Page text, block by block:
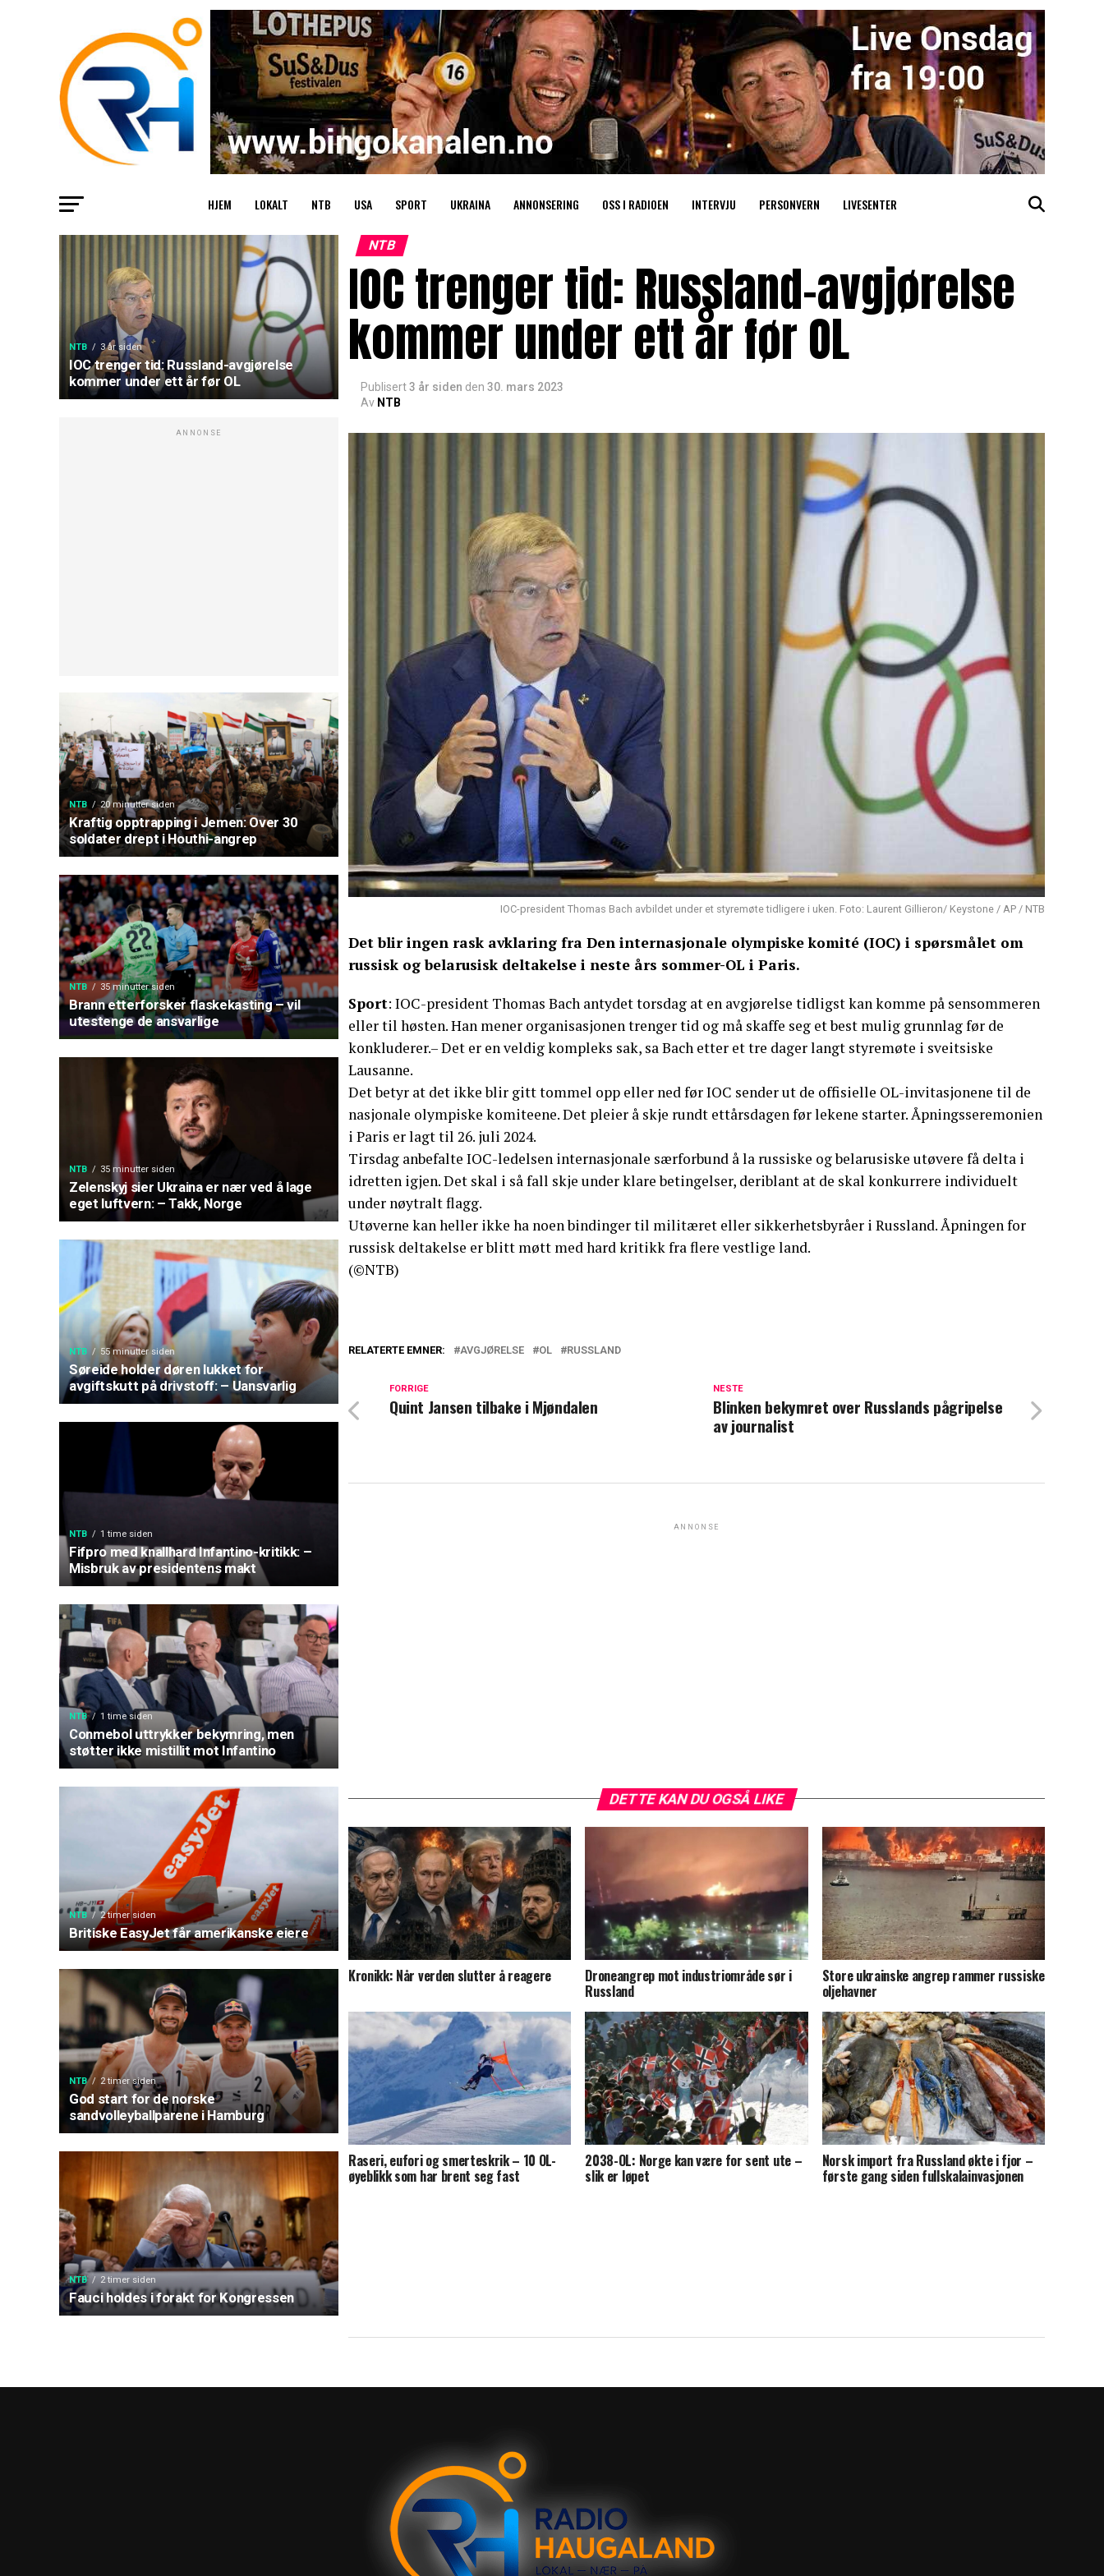
HJEM LOKALT NTB USA SPORT UKRAINA ANNONSERING OSS I RADIOEN INTERVJU PERSONVERN LIVESENTER
NTB 3 år siden
IOC trenger tid: Russland-avgjørelse
kommer under ett år før OL
ANNONSE
NTB 20 minutter siden
Kraftig opptrapping i Jemen: Over 30
soldater drept i Houthi-angrep
NTB 35 minutter siden
Brann etterforsker flaskekasting – vil
utestenge de ansvarlige
NTB 35 minutter siden
Zelenskyj sier Ukraina er nær ved å lage
eget luftvern: – Takk, Norge
NTB 55 minutter siden
Søreide holder døren lukket for
avgiftskutt på drivstoff: – Uansvarlig
NTB 1 time siden
Fifpro med knallhard Infantino-kritikk: –
Misbruk av presidentens makt
NTB 1 time siden
Conmebol uttrykker bekymring, men
støtter ikke mistillit mot Infantino
NTB 2 timer siden
Britiske EasyJet får amerikanske eiere
NTB 2 timer siden
God start for de norske
sandvolleyballparene i Hamburg
NTB 2 timer siden
Fauci holdes i forakt for Kongressen
NTB
IOC trenger tid: Russland-avgjørelse
kommer under ett år før OL
Publisert3 år siden den 30. mars 2023
Av NTB
IOC-president Thomas Bach avbildet under et styremøte tidligere i uken. Foto: Laurent Gillieron/ Keystone / AP / NTB
Det blir ingen rask avklaring fra Den internasjonale olympiske komité (IOC) i spørsmålet om
russisk og belarusisk deltakelse i neste års sommer-OL i Paris.
Sport: IOC-president Thomas Bach antydet torsdag at en avgjørelse tidligst kan komme på sensommeren
eller til høsten. Han mener organisasjonen trenger tid og må skaffe seg et best mulig grunnlag før de
konkluderer.– Det er en veldig kompleks sak, sa Bach etter et tre dager langt styremøte i sveitsiske
Lausanne.
Det betyr at det ikke blir gitt tommel opp eller ned før IOC sender ut de offisielle OL-invitasjonene til de
nasjonale olympiske komiteene. Det pleier å skje rundt ettårsdagen før lekene starter. Åpningsseremonien
i Paris er lagt til 26. juli 2024.
Tirsdag anbefalte IOC-ledelsen internasjonale særforbund å la russiske og belarusiske utøvere få delta i
idretten igjen. Det skal i så fall skje under klare betingelser, deriblant at de skal konkurrere individuelt
under nøytralt flagg.
Utøverne kan heller ikke ha noen bindinger til militæret eller sikkerhetsbyråer i Russland. Åpningen for
russisk deltakelse er blitt møtt med hard kritikk fra flere vestlige land.
(©NTB)
RELATERTE EMNER: AVGJØRELSE OL RUSSLAND
NESTE
Blinken bekymret over Russlands pågripelse
av journalist
FORRIGE
Quint Jansen tilbake i Mjøndalen
ANNONSE
DETTE KAN DU OGSÅ LIKE
Kronikk: Når verden slutter å reagere Droneangrep mot industriområde sør i
Russland
Store ukrainske angrep rammer russiske
oljehavner
Raseri, eufori og smerteskrik – 10 OL-
øyeblikk som har brent seg fast
2038-OL: Norge kan være for sent ute –
slik er løpet
Norsk import fra Russland økte i fjor –
første gang siden fullskalainvasjonen